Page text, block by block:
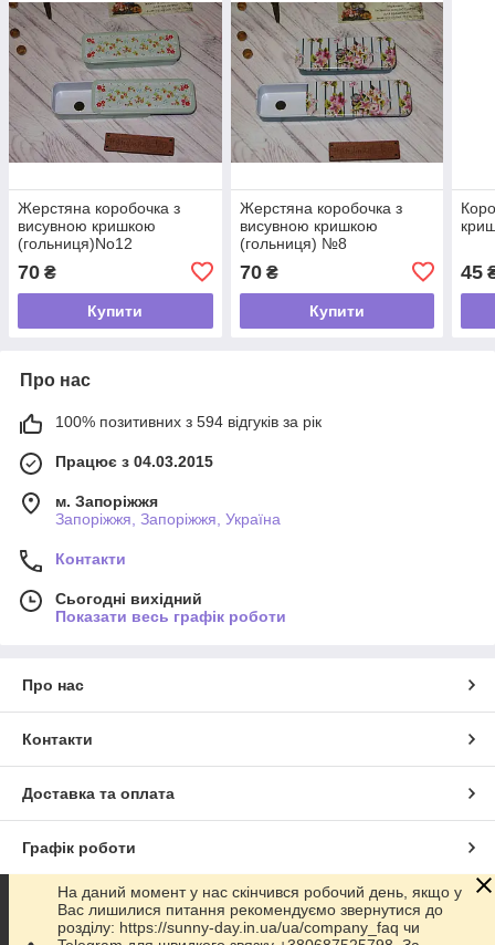
Жерстяна коробочка з
висувною кришкою
(гольниця)No12
70 ₴
Купити
Жерстяна коробочка з
висувною кришкою
(гольниця) №8
70₴
Купити
45
Про нас
100% позитивних з 594 відгуків за рік
Працює з 04.03.2015
м. Запоріжжя
Запоріжжя, Запоріжжя, Україна
Контакти
Сьогодні вихідний
Показати весь графік роботи
Про нас
Контакти
Доставка та оплата
Графік роботи
Повна версія сайту
На даний момент у нас скінчився робочий день, якщо у
Вас лишилися питання рекомендуємо звернутися до
розділу: https://sunny-day.in.ua/ua/company_faq чи